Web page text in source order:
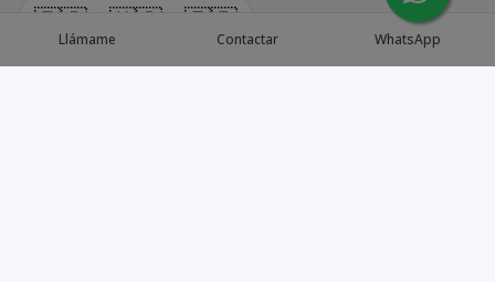
🇪🇸 🇺🇸 🇫🇷
Llámame Contactar WhatsApp